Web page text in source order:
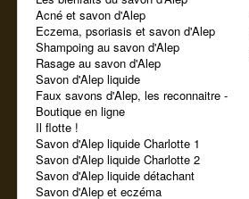
Acné et savon d'Alep
Eczema, psoriasis et savon d'Alep
Shampoing au savon d'Alep
Rasage au savon d'Alep
Savon d'Alep liquide
Faux savons d'Alep, les reconnaitre -
Boutique en ligne
Il flotte !
Savon d'Alep liquide Charlotte 1
Savon d'Alep liquide Charlotte 2
Savon d'Alep liquide détachant
Savon d'Alep et eczéma